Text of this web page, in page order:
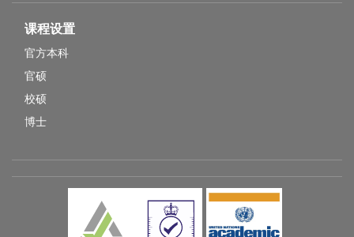
课程设置
官方本科
官硕
校硕
博士